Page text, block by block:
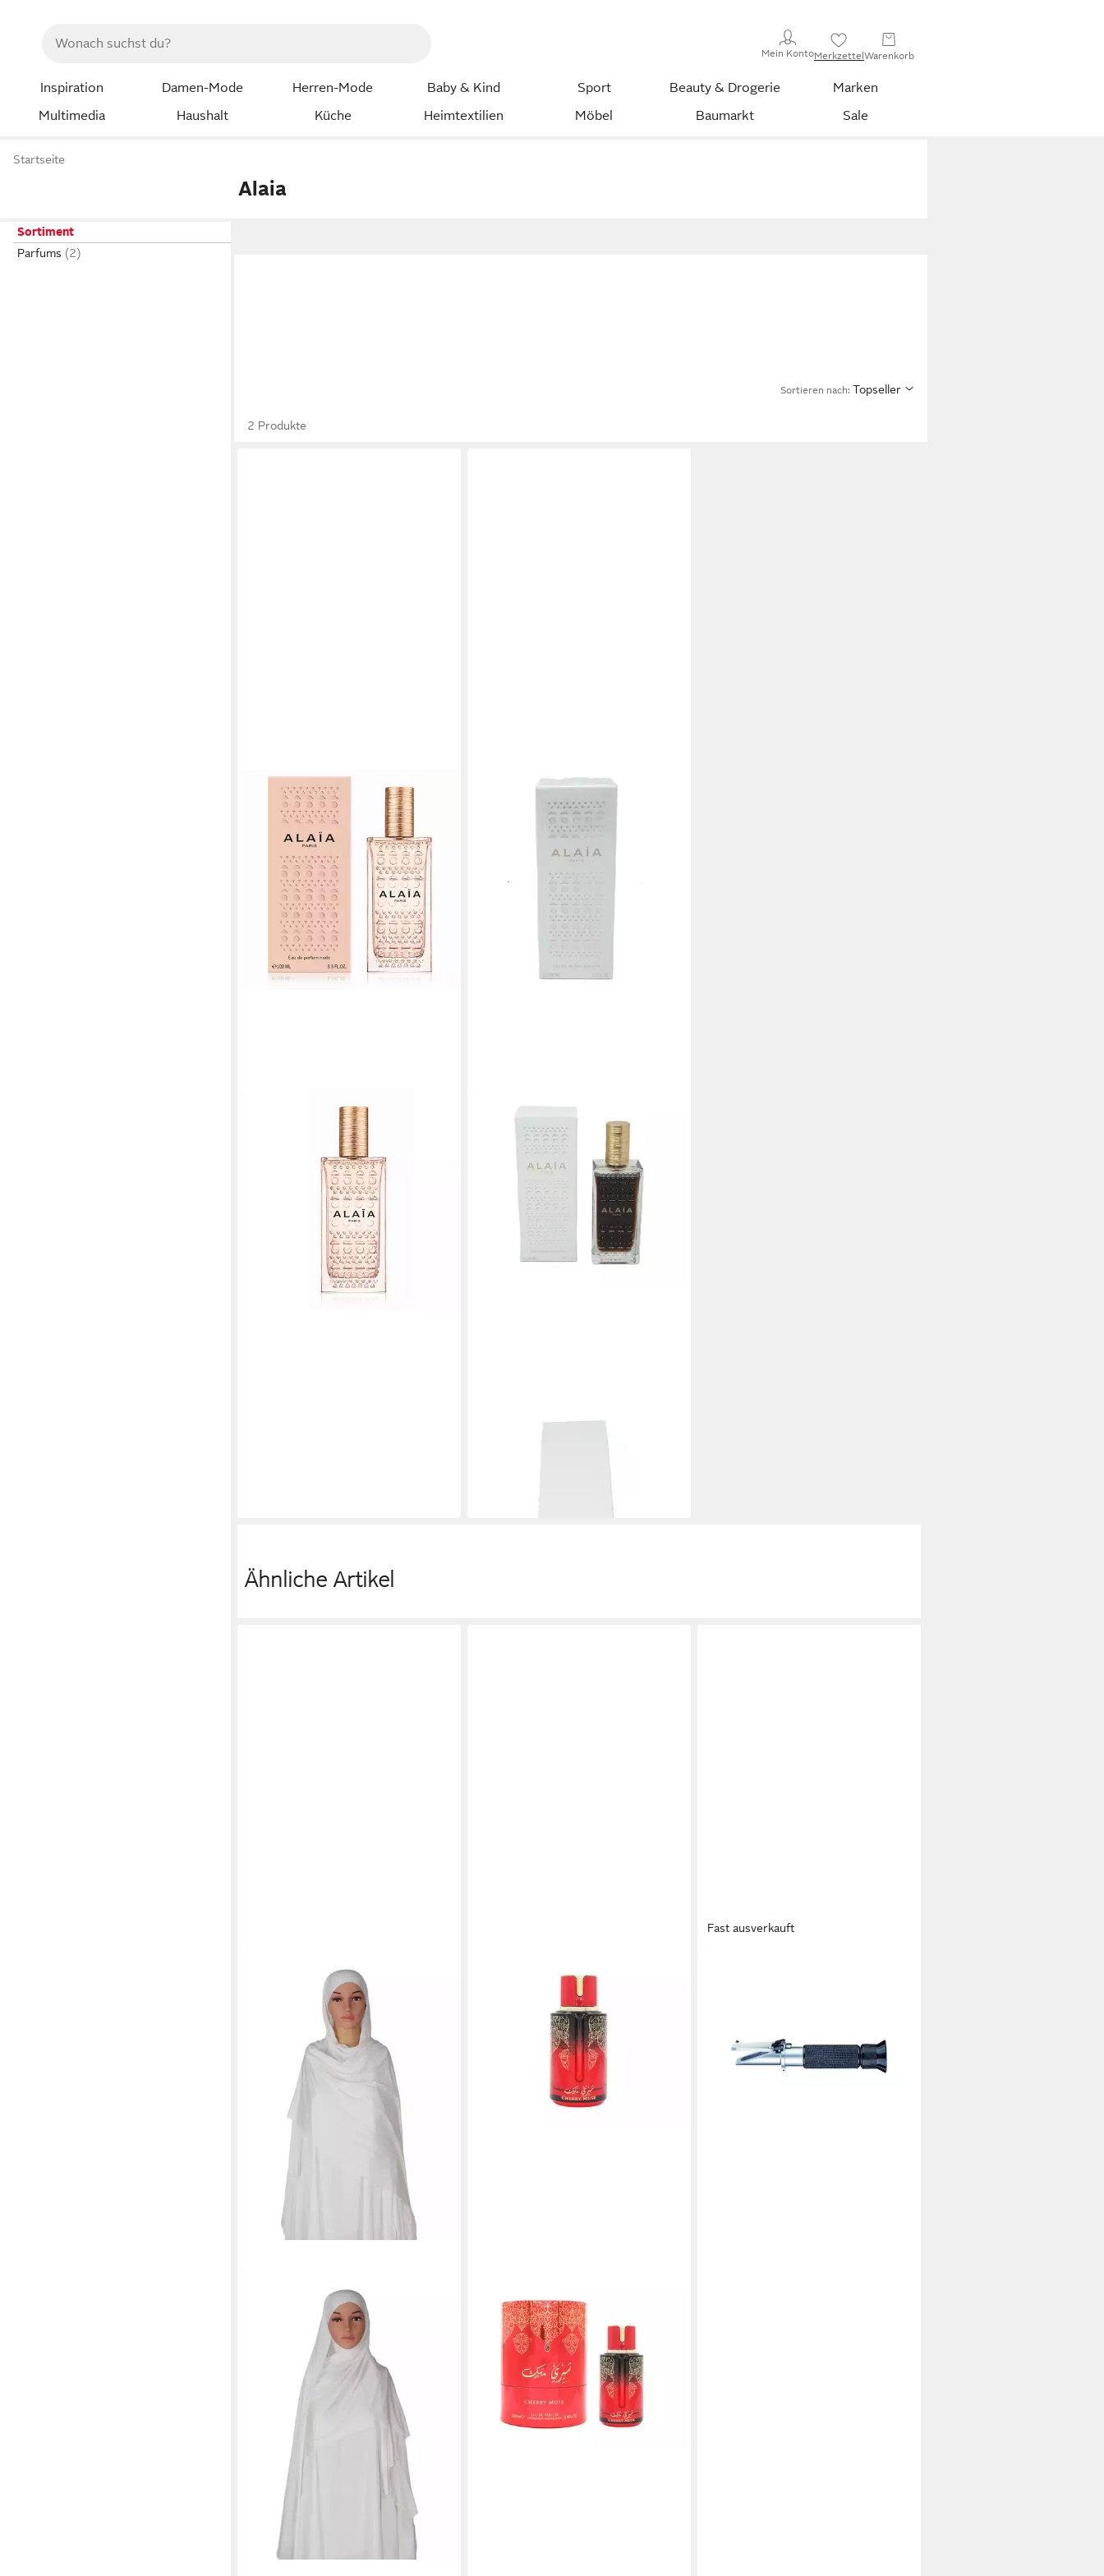
Mein KontoMerkzettelWarenkorb
Inspiration Damen-Mode Herren-Mode Baby & Kind Sport Beauty & Drogerie
Marken
Multimedia
Haushalt Küche Heimtextilien Möbel Baumarkt Sale
Startseite
Alaia
Sortiment
Parfums
Sortieren nach: Topseller
2 Produkte
Eau de Parfum Alaia Eau de Parfum
in 2-3 Werktagen bei dir
Eau de Parfum Alaia Blanche Eau de
Ähnliche Artikel
Eau de Parfum Prestige Cherry Musk
27,45 € UVP59,00 €
(27,45 €/ 100 ml)
-53%
leider ausverkauft
Fast ausverkauft